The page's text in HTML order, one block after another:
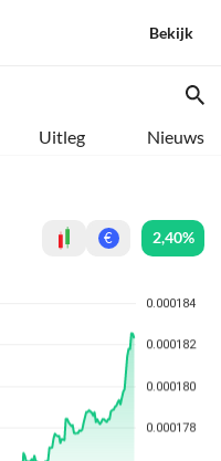
Bekijk
Uitleg Nieuws
€ 2,40%